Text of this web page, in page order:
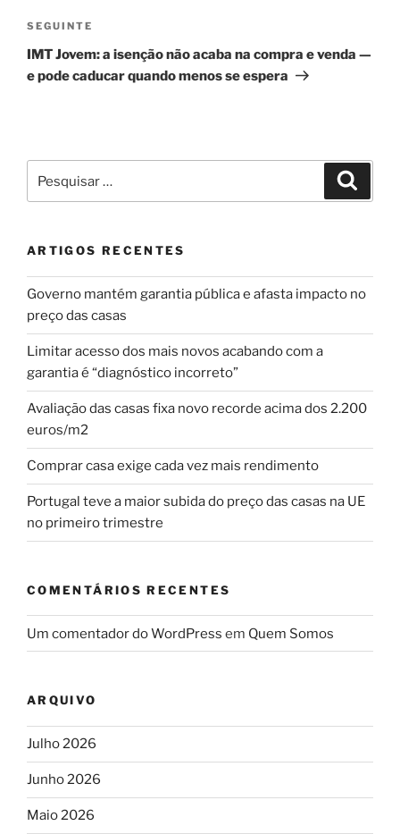
Conteúdo
seguinte
SEGUINTE
IMT Jovem: a isenção não acaba na compra e venda —
e pode caducar quando menos se espera
por:
ARTIGOS RECENTES
Governo mantém garantia pública e afasta impacto no
preço das casas
Limitar acesso dos mais novos acabando com a
garantia é “diagnóstico incorreto”
Avaliação das casas fixa novo recorde acima dos 2.200
euros/m2
Comprar casa exige cada vez mais rendimento
Portugal teve a maior subida do preço das casas na UE
no primeiro trimestre
COMENTÁRIOS RECENTES
Um comentador do WordPress em Quem Somos
ARQUIVO
Julho 2026
Junho 2026
Maio 2026